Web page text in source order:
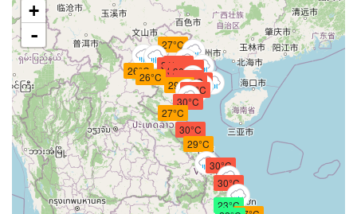
30°C
30°C
30°C
30°C
30°C
23°C
26°C
30°C
30°C
29°C30°C
30°C
30°C
26°C
30°C
31°C30°C
27°C
29°C
27°C
+
-